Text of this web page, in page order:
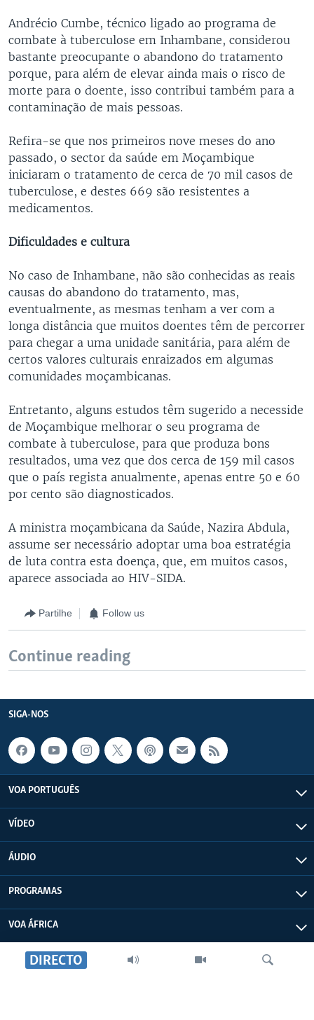
DIRECTO
Andrécio Cumbe, técnico ligado ao programa de
combate à tuberculose em Inhambane, considerou
bastante preocupante o abandono do tratamento
porque, para além de elevar ainda mais o risco de
morte para o doente, isso contribui também para a
contaminação de mais pessoas.
Refira-se que nos primeiros nove meses do ano
passado, o sector da saúde em Moçambique
iniciaram o tratamento de cerca de 70 mil casos de
tuberculose, e destes 669 são resistentes a
medicamentos.
Dificuldades e cultura
No caso de Inhambane, não são conhecidas as reais
causas do abandono do tratamento, mas,
eventualmente, as mesmas tenham a ver com a
longa distância que muitos doentes têm de percorrer
para chegar a uma unidade sanitária, para além de
certos valores culturais enraizados em algumas
comunidades moçambicanas.
Entretanto, alguns estudos têm sugerido a necesside
de Moçambique melhorar o seu programa de
combate à tuberculose, para que produza bons
resultados, uma vez que dos cerca de 159 mil casos
que o país regista anualmente, apenas entre 50 e 60
por cento são diagnosticados.
A ministra moçambicana da Saúde, Nazira Abdula,
assume ser necessário adoptar uma boa estratégia
de luta contra esta doença, que, em muitos casos,
aparece associada ao HIV-SIDA.
Partilhe Follow us
Continue reading
SIGA-NOS
VOA PORTUGUÊS
VÍDEO
ÁUDIO
PROGRAMAS
VOA ÁFRICA
SOBRE NÓS